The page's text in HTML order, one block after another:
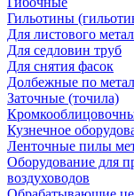
Гильотины
Для листового
Для седловин труб
Для снятия фасок
Долбежные по
Заточные (точила)
Кузнечное
Ленточные пилы
Оборудование для
воздуховодов